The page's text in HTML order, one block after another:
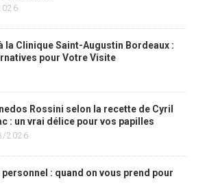
la Clinique Saint-Augustin Bordeaux :
pour Votre Visite
Rossini selon la recette de Cyril
: un vrai délice pour vos papilles
2026
personnel : quand on vous prend pour